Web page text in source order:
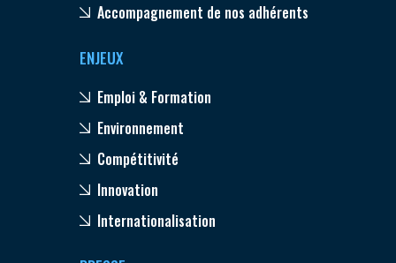
Accompagnement de nos adhérents
ENJEUX
Emploi & Formation
Environnement
Compétitivité
Innovation
Internationalisation